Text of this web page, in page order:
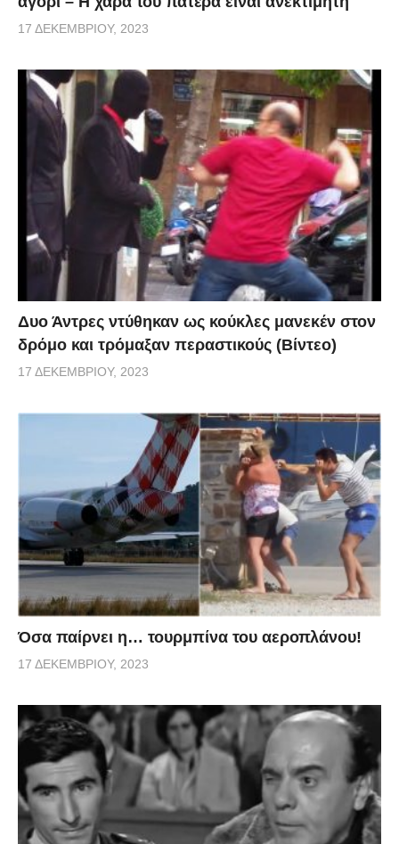
17 ΔΕΚΕΜΒΡΊΟΥ, 2023
Δυο Άντρες ντύθηκαν ως κούκλες μανεκέν στον
δρόμο και τρόμαξαν περαστικούς (Βίντεο)
17 ΔΕΚΕΜΒΡΊΟΥ, 2023
Όσα παίρνει η… τουρμπίνα του αεροπλάνου!
17 ΔΕΚΕΜΒΡΊΟΥ, 2023